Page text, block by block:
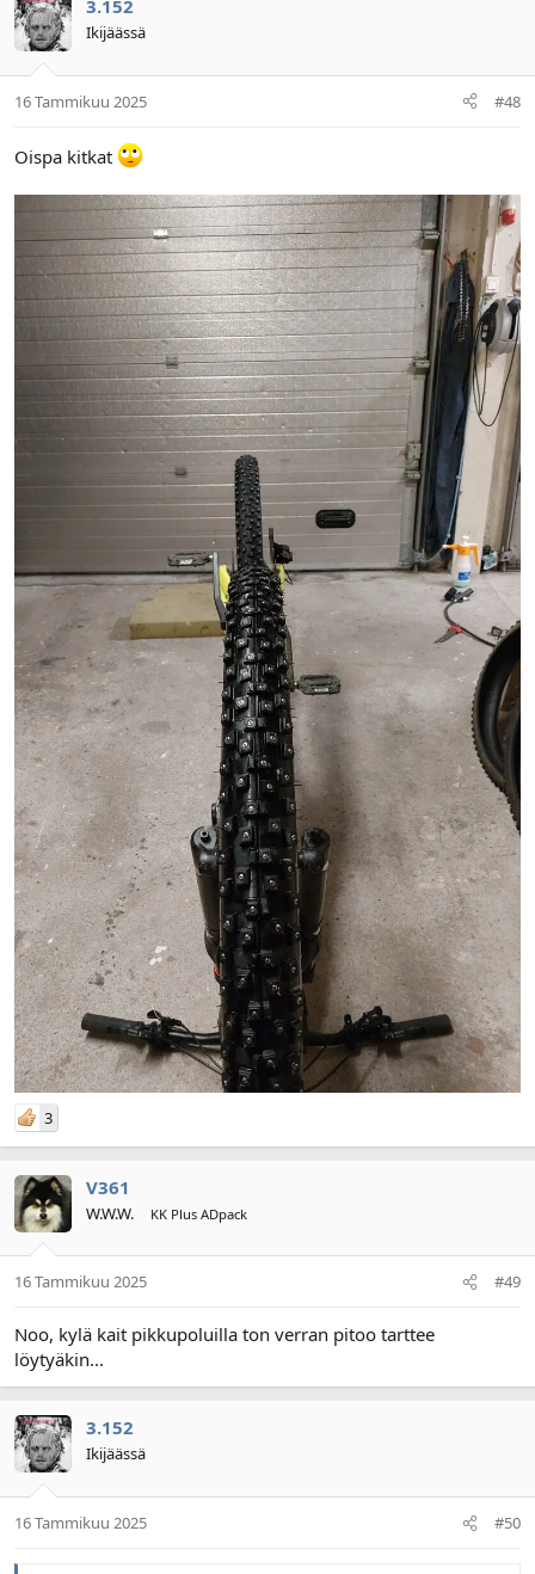
3.152
Ikijäässä
16 Tammikuu 2025 #48
Oispa kitkat
3
V361
W.W.W. KK Plus ADpack
16 Tammikuu 2025 #49
Noo, kylä kait pikkupoluilla ton verran pitoo tarttee
löytyäkin...
3.152
Ikijäässä
16 Tammikuu 2025 #50